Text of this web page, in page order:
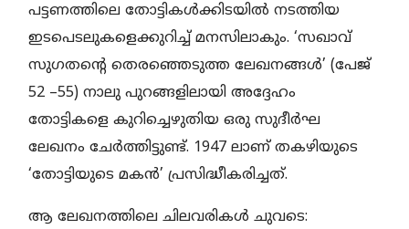
പട്ടണത്തിലെ തോട്ടികള്‍ക്കിടയില്‍ നടത്തിയ
ഇടപെടലുകളെക്കുറിച്ച് മനസിലാകും. ‘സഖാവ്
സുഗതന്റെ തെരഞ്ഞെടുത്ത ലേഖനങ്ങള്‍’ (പേജ്
52 –55) നാലു പുറങ്ങളിലായി അദ്ദേഹം
തോട്ടികളെ കുറിച്ചെഴുതിയ ഒരു സുദീര്‍ഘ
ലേഖനം ചേര്‍ത്തിട്ടുണ്ട്. 1947 ലാണ് തകഴിയുടെ
‘തോട്ടിയുടെ മകന്‍’ പ്രസിദ്ധീകരിച്ചത്.
ആ ലേഖനത്തിലെ ചിലവരികള്‍ ചുവടെ: